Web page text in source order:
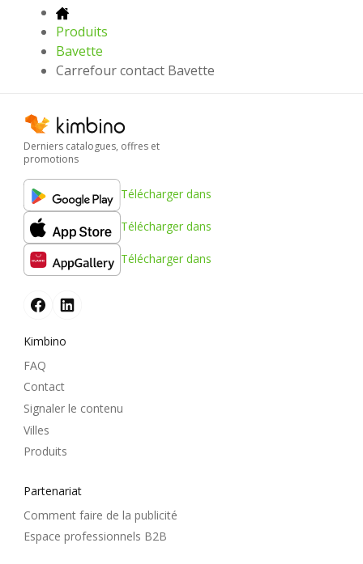
Produits
Bavette
Carrefour contact Bavette
Derniers catalogues, offres et
promotions
Télécharger dans
Télécharger dans
Télécharger dans
Kimbino
FAQ
Contact
Signaler le contenu
Villes
Produits
Partenariat
Comment faire de la publicité
Espace professionnels B2B